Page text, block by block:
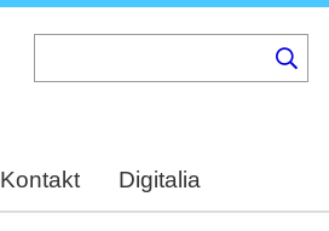
Kontakt Digitalia